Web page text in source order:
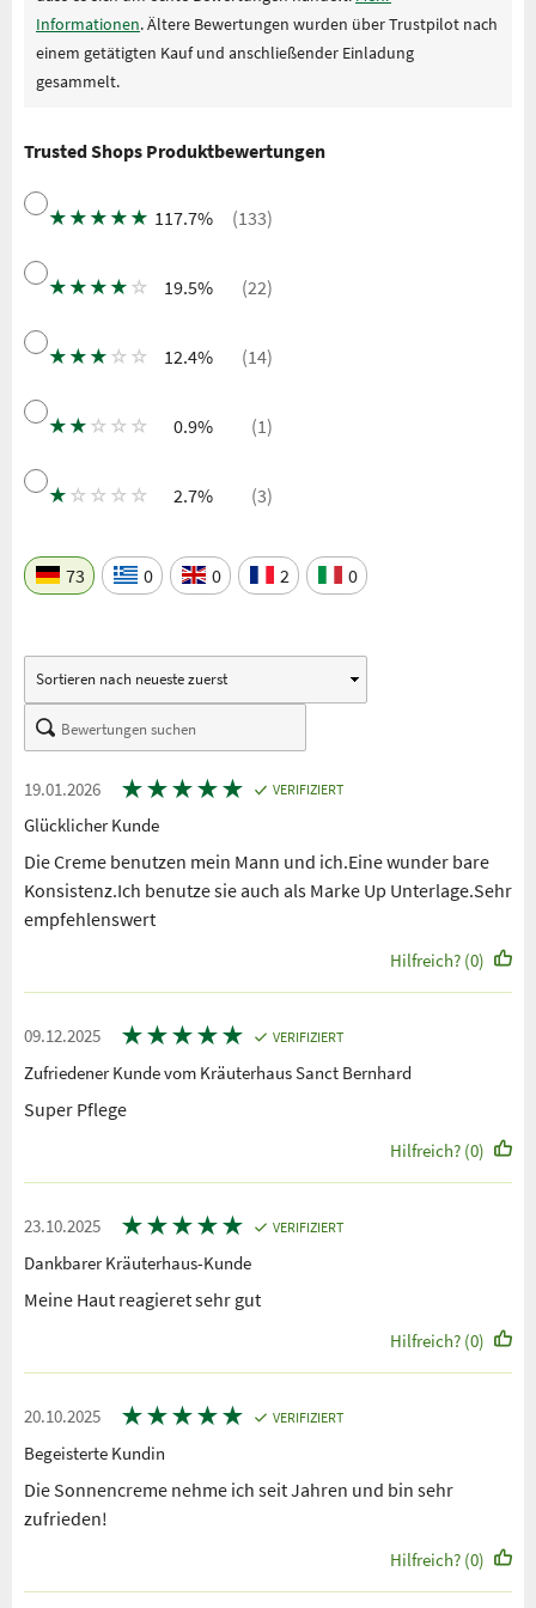
Informationen. Ältere Bewertungen wurden über Trustpilot nach
einem getätigten Kauf und anschließender Einladung
gesammelt.
Trusted Shops Produktbewertungen
★ ★ ★ ★ ★ 117.7% (133)
★ ★ ★ ★ ☆ 19.5% (22)
★ ★ ★ ☆ ☆ 12.4% (14)
★ ★ ☆ ☆ ☆ 0.9% (1)
★ ☆ ☆ ☆ ☆ 2.7% (3)
73 0 0 2 0
19.01.2026 ★★★★★ VERIFIZIERT
Glücklicher Kunde
Die Creme benutzen mein Mann und ich.Eine wunder bare
Konsistenz.Ich benutze sie auch als Marke Up Unterlage.Sehr
empfehlenswert
Hilfreich? (0)
09.12.2025 ★★★★★ VERIFIZIERT
Zufriedener Kunde vom Kräuterhaus Sanct Bernhard
Super Pflege
Hilfreich? (0)
23.10.2025 ★★★★★ VERIFIZIERT
Dankbarer Kräuterhaus-Kunde
Meine Haut reagieret sehr gut
Hilfreich? (0)
20.10.2025 ★★★★★ VERIFIZIERT
Begeisterte Kundin
Die Sonnencreme nehme ich seit Jahren und bin sehr
zufrieden!
Hilfreich? (0)